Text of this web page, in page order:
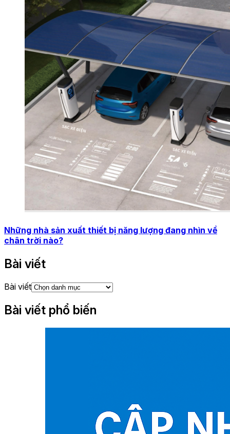
Những nhà sản xuất thiết bị năng lượng đang nhìn về
chân trời nào?
Bài viết
Bài viết
Bài viết phổ biến